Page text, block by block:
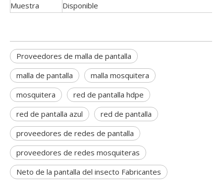
Muestra Disponible
Proveedores de malla de pantalla
malla de pantalla
malla mosquitera
mosquitera
red de pantalla hdpe
red de pantalla azul
red de pantalla
proveedores de redes de pantalla
proveedores de redes mosquiteras
Neto de la pantalla del insecto Fabricantes